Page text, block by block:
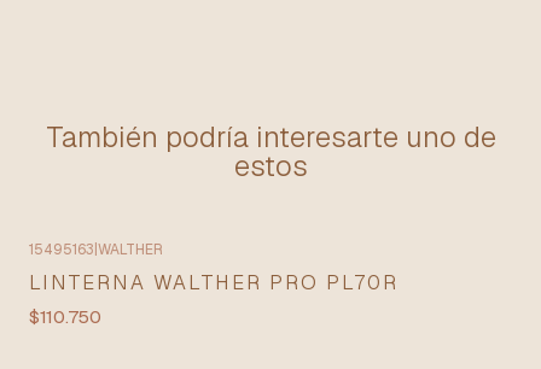
También podría interesarte uno de
estos
15495163 WALTHER
LINTERNA WALTHER PRO PL70R
$110.750